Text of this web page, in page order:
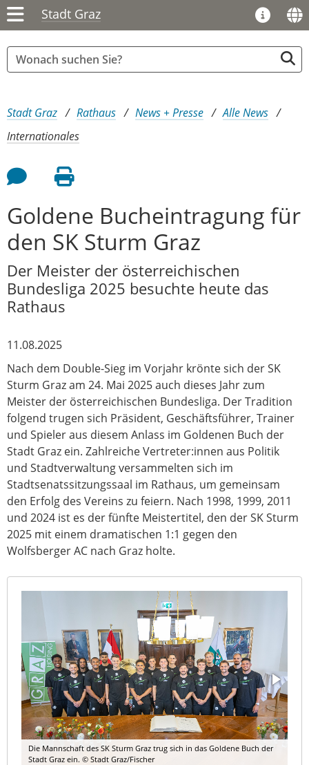
Stadt Graz
Sie sind hier:
Stadt Graz Rathaus News + Presse
Alle News
Internationales
Feedback an Autor
Seite drucken
Goldene Bucheintragung für
den SK Sturm Graz
Der Meister der österreichischen
Bundesliga 2025 besuchte heute das
Rathaus
11.08.2025
Nach dem Double-Sieg im Vorjahr krönte sich der SK
Sturm Graz am 24. Mai 2025 auch dieses Jahr zum
Meister der österreichischen Bundesliga. Der Tradition
folgend trugen sich Präsident, Geschäftsführer, Trainer
und Spieler aus diesem Anlass im Goldenen Buch der
Stadt Graz ein. Zahlreiche Vertreter:innen aus Politik
und Stadtverwaltung versammelten sich im
Stadtsenatssitzungssaal im Rathaus, um gemeinsam
den Erfolg des Vereins zu feiern. Nach 1998, 1999, 2011
und 2024 ist es der fünfte Meistertitel, den der SK Sturm
2025 mit einem dramatischen 1:1 gegen den
Wolfsberger AC nach Graz holte.
Die Mannschaft des SK Sturm Graz trug sich in das Goldene Buch der
Stadt Graz ein. © Stadt Graz/Fischer